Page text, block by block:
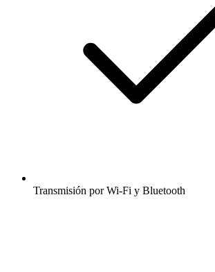
Transmisión por Wi-Fi y Bluetooth